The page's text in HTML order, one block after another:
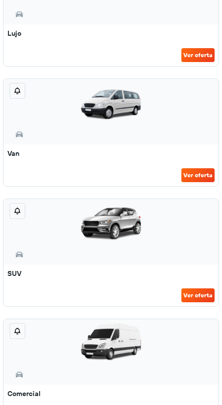
Lujo
Ver oferta
Van
Ver oferta
SUV
Ver oferta
Comercial